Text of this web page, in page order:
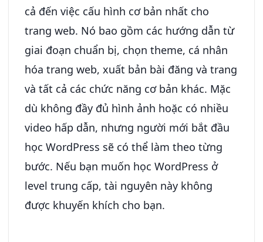
cả đến việc cấu hình cơ bản nhất cho
trang web. Nó bao gồm các hướng dẫn từ
giai đoạn chuẩn bị, chọn theme, cá nhân
hóa trang web, xuất bản bài đăng và trang
và tất cả các chức năng cơ bản khác. Mặc
dù không đầy đủ hình ảnh hoặc có nhiều
video hấp dẫn, nhưng người mới bắt đầu
học WordPress sẽ có thể làm theo từng
bước. Nếu bạn muốn học WordPress ở
level trung cấp, tài nguyên này không
được khuyến khích cho bạn.